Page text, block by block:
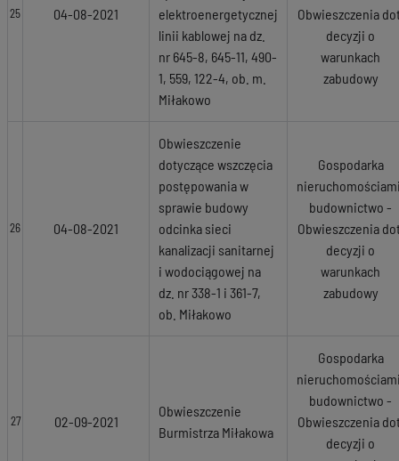
25 04-08-2021
elektroenergetycznej
linii kablowej na dz.
nr 645-8, 645-11, 490-
1, 559, 122-4, ob. m.
Miłakowo
Obwieszczenia
decyzji o
warunkach
zabudowy
26 04-08-2021
Obwieszczenie
dotyczące wszczęcia
postępowania w
sprawie budowy
odcinka sieci
kanalizacji sanitarnej
i wodociągowej na
dz. nr 338-1 i 361-7,
ob. Miłakowo
Gospodarka
budownictwo -
Obwieszczenia
decyzji o
warunkach
zabudowy
27 02-09-2021
Obwieszczenie
Burmistrza Miłakowa
Gospodarka
budownictwo -
Obwieszczenia
decyzji o